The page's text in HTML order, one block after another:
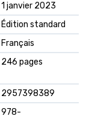
1 janvier 2023
Édition standard
Français
246 pages
2957398389
978-